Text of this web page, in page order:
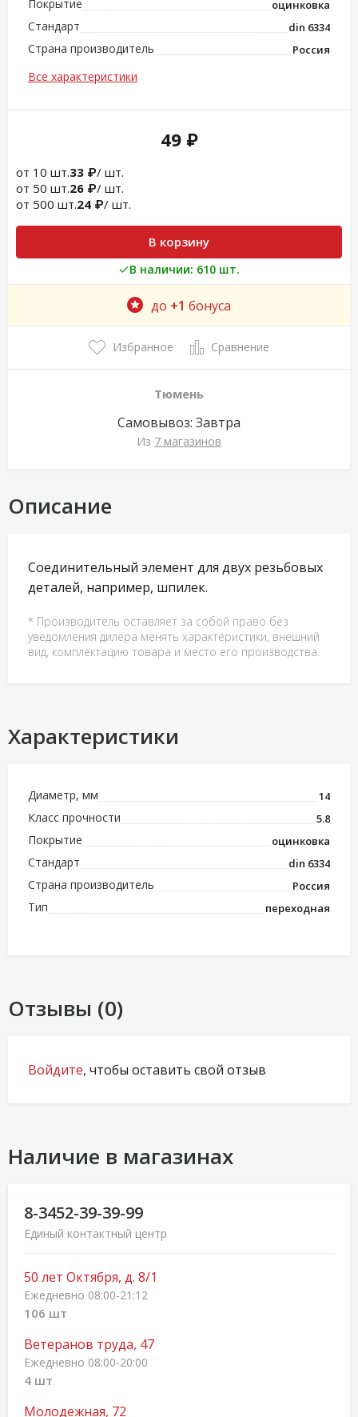
Покрытие оцинковка
Стандарт din 6334
Страна производитель Россия
Все характеристики
49 ₽
от 10 шт.33 ₽/ шт.
от 50 шт.26 ₽/ шт.
от 500 шт.24 ₽/ шт.
В корзину
В наличии: 610 шт.
до +1 бонуса
Избранное Сравнение
Тюмень
Самовывоз: Завтра
Из 7 магазинов
Описание
Соединительный элемент для двух резьбовых
деталей, например, шпилек.
* Производитель оставляет за собой право без
уведомления дилера менять характеристики, внешний
вид, комплектацию товара и место его производства.
Характеристики
Диаметр, мм 14
Класс прочности 5.8
Покрытие оцинковка
Стандарт din 6334
Страна производитель Россия
Тип переходная
Отзывы (0)
Войдите, чтобы оставить свой отзыв
Наличие в магазинах
8-3452-39-39-99
Единый контактный центр
50 лет Октября, д. 8/1
Ежедневно 08:00-21:12
106 шт
Ветеранов труда, 47
Ежедневно 08:00-20:00
4 шт
Молодежная, 72